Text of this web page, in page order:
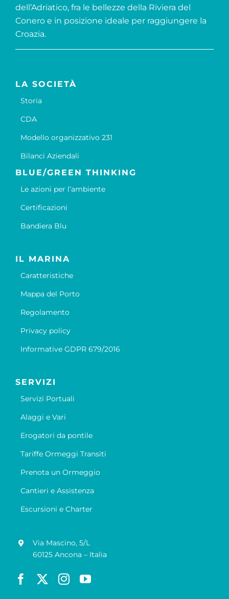
dell’Adriatico, fra le bellezze della Riviera del
Conero e in posizione ideale per raggiungere la
Croazia.
LA SOCIETÀ
Storia
CDA
Modello organizzativo 231
Bilanci Aziendali
BLUE/GREEN THINKING
Le azioni per l’ambiente
Certificazioni
Bandiera Blu
IL MARINA
Caratteristiche
Mappa del Porto
Regolamento
Privacy policy
Informative GDPR 679/2016
SERVIZI
Servizi Portuali
Alaggi e Vari
Erogatori da pontile
Tariffe Ormeggi Transiti
Prenota un Ormeggio
Cantieri e Assistenza
Escursioni e Charter
Via Mascino, 5/L
60125 Ancona – Italia